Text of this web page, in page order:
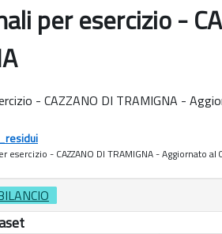
per esercizio -
- CAZZANO DI TRAMIGNA -
esercizio - CAZZANO DI TRAMIGNA - Aggiornato